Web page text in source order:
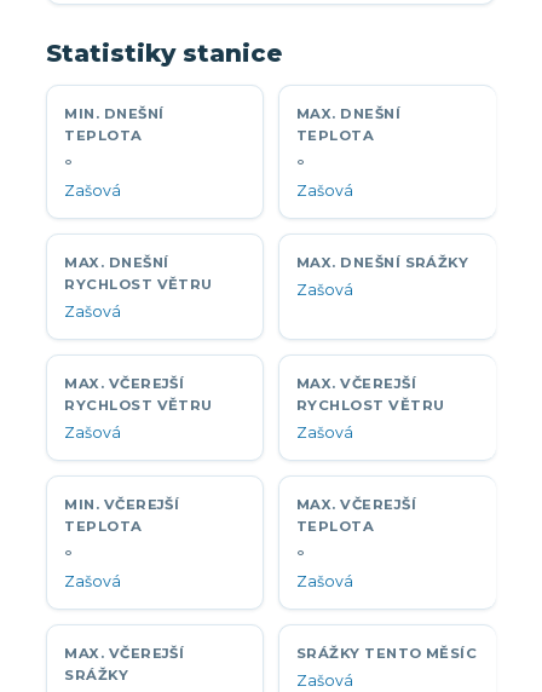
Statistiky stanice
MIN. DNEŠNÍ
TEPLOTA
°
Zašová
MAX. DNEŠNÍ
TEPLOTA
°
Zašová
MAX. DNEŠNÍ
RYCHLOST VĚTRU
Zašová
MAX. DNEŠNÍ SRÁŽKY
Zašová
MAX. VČEREJŠÍ
RYCHLOST VĚTRU
Zašová
MAX. VČEREJŠÍ
RYCHLOST VĚTRU
Zašová
MIN. VČEREJŠÍ
TEPLOTA
°
Zašová
MAX. VČEREJŠÍ
TEPLOTA
°
Zašová
MAX. VČEREJŠÍ
SRÁŽKY
SRÁŽKY TENTO MĚSÍC
Zašová